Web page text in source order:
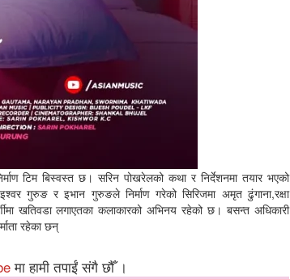
टिम बिस्वस्त छ। सरिन पोखरेलको कथा र निर्देशनमा तयार भएको
गुरुङ र इभान गुरुङले निर्माण गरेको सिरिजमा अमृत ढुंगाना,रक्षा
खतिवडा लगाएतका कलाकारको अभिनय रहेको छ। बसन्त अधिकारी
रहेका छन्
मा हामी तपाईं संगै छौँ ।